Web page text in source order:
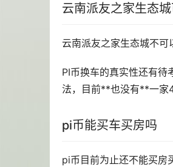
云南派友之家生态
云南派友之家生态城不可
PI币换车的真实性还有待
法，目前**也没有**一家
pi币能买车买房吗
pi币目前为止还不能买房